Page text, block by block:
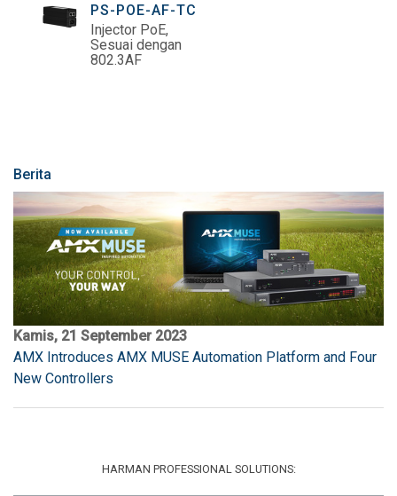
PS-POE-AF-TC
Injector PoE,
Sesuai dengan
802.3AF
Berita
Kamis, 21 September 2023
AMX Introduces AMX MUSE Automation Platform and Four
New Controllers
HARMAN PROFESSIONAL SOLUTIONS: